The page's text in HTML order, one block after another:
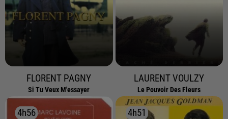
FLORENT PAGNY
Si Tu Veux M'essayer
LAURENT VOULZY
Le Pouvoir Des Fleurs
4h56
4h56 4h51
4h51